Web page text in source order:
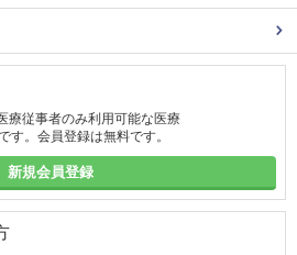
療従事者のみ利用可能な医療
す。会員登録は無料です。
新規会員登録